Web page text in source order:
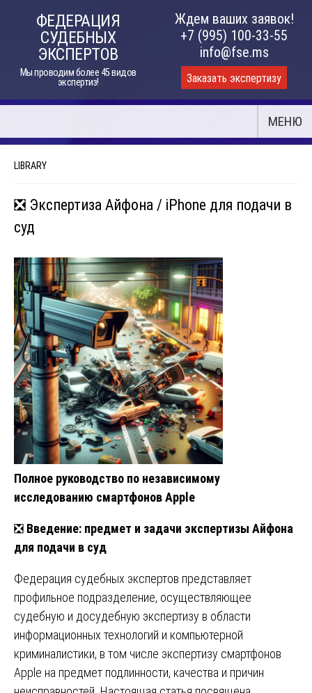
ФЕДЕРАЦИЯ
СУДЕБНЫХ
ЭКСПЕРТОВ
Мы проводим более 45 видов
экспертиз!
Ждем ваших заявок!
+7 (995) 100-33-55
info@fse.ms
Заказать экспертизу
МЕНЮ
LIBRARY
❎ Экспертиза Айфона / iPhone для подачи в
суд
Полное руководство по независимому
исследованию смартфонов Apple
❎ Введение: предмет и задачи экспертизы Айфона
для подачи в суд
Федерация судебных экспертов представляет
профильное подразделение, осуществляющее
судебную и досудебную экспертизу в области
информационных технологий и компьютерной
криминалистики, в том числе экспертизу смартфонов
Apple на предмет подлинности, качества и причин